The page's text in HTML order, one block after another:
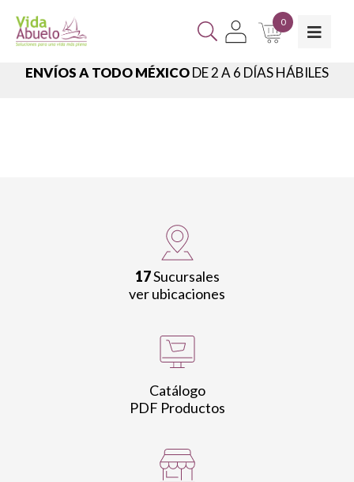
0
ENVÍOS A TODO MÉXICODE 2 A 6 DÍAS HÁBILES
17Sucursales
ver ubicaciones
Catálogo
PDF Productos